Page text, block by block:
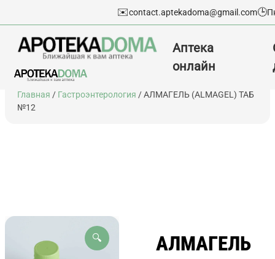
Перейти
содержимому
✉️contact.aptekadoma@gmail.com🕒
Аптека
онлайн
Главная / Гастроэнтерология / АЛМАГЕЛЬ (ALMAGEL) ТАБ
№12
🔍
АЛМАГЕЛЬ